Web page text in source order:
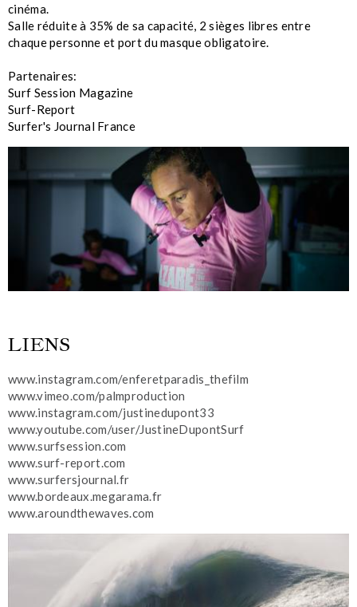
cinéma.
Salle réduite à 35% de sa capacité, 2 sièges libres entre
chaque personne et port du masque obligatoire.
Partenaires:
Surf Session Magazine
Surf-Report
Surfer's Journal France
LIENS
www.instagram.com/enferetparadis_thefilm
www.vimeo.com/palmproduction
www.instagram.com/justinedupont33
www.youtube.com/user/JustineDupontSurf
www.surfsession.com
www.surf-report.com
www.surfersjournal.fr
www.bordeaux.megarama.fr
www.aroundthewaves.com